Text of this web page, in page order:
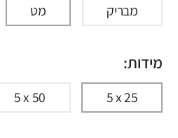
מבריק מט
מידות:
5 x 25
5 x 50